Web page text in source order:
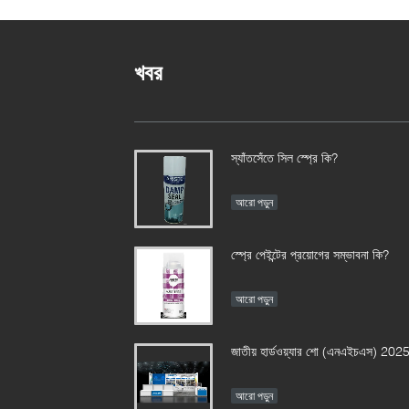
খবর
স্যাঁতসেঁতে সিল স্প্রে কি?
আরো পড়ুন
স্প্রে পেইন্টের প্রয়োগের সম্ভাবনা কি?
আরো পড়ুন
জাতীয় হার্ডওয়্যার শো (এনএইচএস) 2025
আরো পড়ুন